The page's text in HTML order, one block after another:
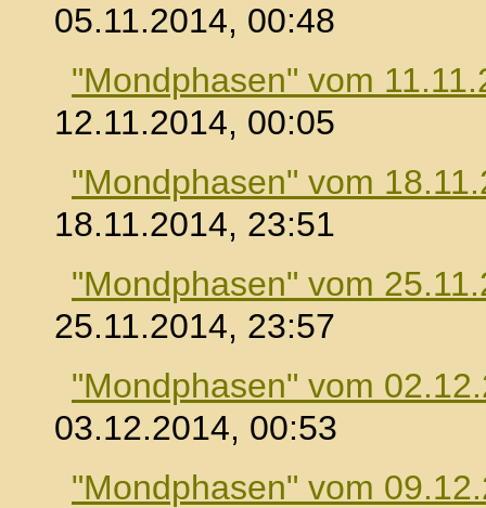
05.11.2014, 00:48
"Mondphasen" vom
12.11.2014, 00:05
"Mondphasen" vom
18.11.2014, 23:51
"Mondphasen" vom
25.11.2014, 23:57
"Mondphasen" vom
03.12.2014, 00:53
"Mondphasen" vom